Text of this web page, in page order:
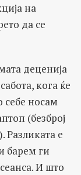
на
да се
деценија
кога ќе
себе носам
(безброј
е
барем ги
И што